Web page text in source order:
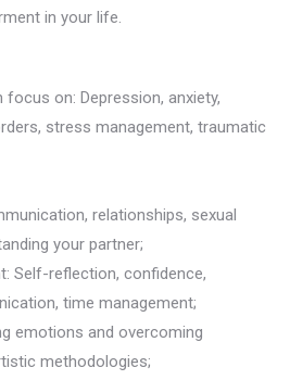
in your life.
focus on: Depression, anxiety,
stress management, traumatic
relationships, sexual
your partner;
Self-reflection, confidence,
time management;
emotions and overcoming
methodologies;